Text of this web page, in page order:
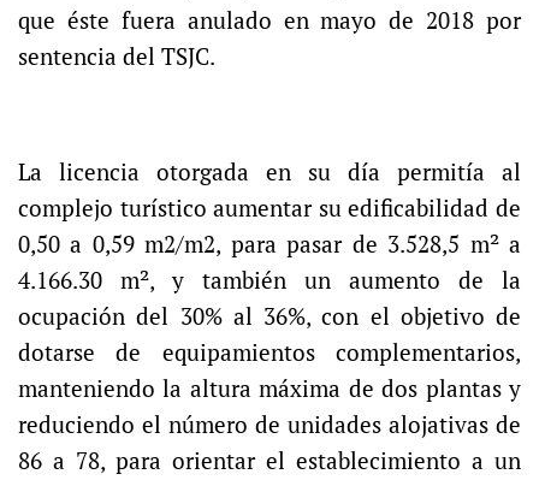
que éste fuera anulado en mayo de 2018 por
sentencia del TSJC.
La licencia otorgada en su día permitía al
complejo turístico aumentar su edificabilidad de
0,50 a 0,59 m2/m2, para pasar de 3.528,5 m² a
4.166.30 m², y también un aumento de la
ocupación del 30% al 36%, con el objetivo de
dotarse de equipamientos complementarios,
manteniendo la altura máxima de dos plantas y
reduciendo el número de unidades alojativas de
86 a 78, para orientar el establecimiento a un